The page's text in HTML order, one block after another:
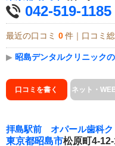
042-519-1185
最近の口コミ 0 件｜口コミ
▶ 昭島デンタルクリニック
口コミを書く ネット・
拝島駅前 オパール歯科ク
東京都昭島市松原町4-